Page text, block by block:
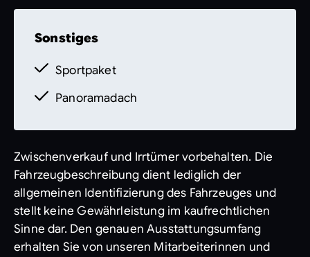
Sonstiges
Sportpaket
Panoramadach
Zwischenverkauf und Irrtümer vorbehalten. Die
Fahrzeugbeschreibung dient lediglich der
allgemeinen Identifizierung des Fahrzeuges und
stellt keine Gewährleistung im kaufrechtlichen
Sinne dar. Den genauen Ausstattungsumfang
erhalten Sie von unseren Mitarbeiterinnen und